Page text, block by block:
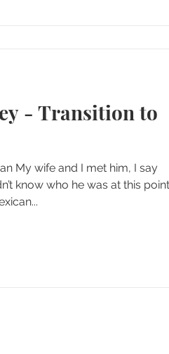
- Transition to
My wife and I met him, I say
know who he was at this